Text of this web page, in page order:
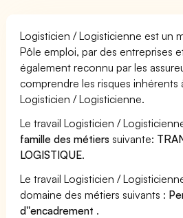
Logisticien / Logisticienne est un
Pôle emploi, par des entreprises
également reconnu par les
comprendre les risques inhérents
Logisticien / Logisticienne.
Le travail Logisticien /
famille des métiers suivante:
LOGISTIQUE.
Le travail Logisticien /
domaine des métiers suivants :
d''encadrement .